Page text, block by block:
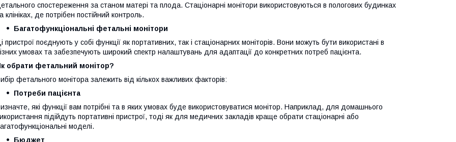
спостереження за станом матері та плода. Стаціонарні монітори використовуються в пологових будинках
клініках, де потрібен постійний контроль.
Багатофункціональні фетальні монітори
пристрої поєднують у собі функції як портативних, так і стаціонарних моніторів. Вони можуть бути використані в
умовах та забезпечують широкий спектр налаштувань для адаптації до конкретних потреб пацієнта.
обрати фетальний монітор?
фетального монітора залежить від кількох важливих факторів:
Потреби пацієнта
які функції вам потрібні та в яких умовах буде використовуватися монітор. Наприклад, для домашнього
підійдуть портативні пристрої, тоді як для медичних закладів краще обрати стаціонарні або
моделі.
Бюджет